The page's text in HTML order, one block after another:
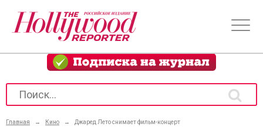
Главная → Кино → Джаред Лето снимает фильм-концерт